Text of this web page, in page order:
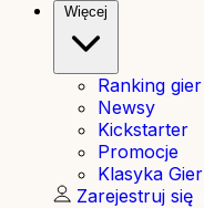
Więcej
Ranking gier
Newsy
Kickstarter
Promocje
Klasyka Gier
Zarejestruj się